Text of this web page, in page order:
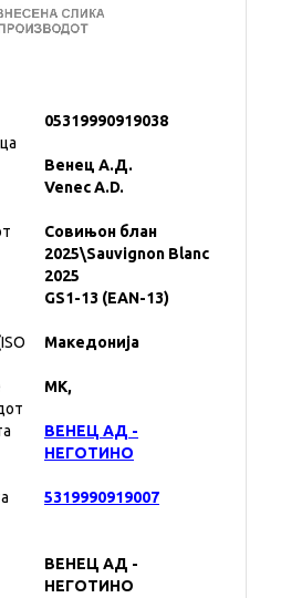
05319990919038
Венец А.Д.
Venec A.D.
Совињон блан
2025\Sauvignon Blanc
2025
GS1-13 (EAN-13)
Македонија
MK,
ВЕНЕЦ АД -
НЕГОТИНО
5319990919007
ВЕНЕЦ АД -
НЕГОТИНО